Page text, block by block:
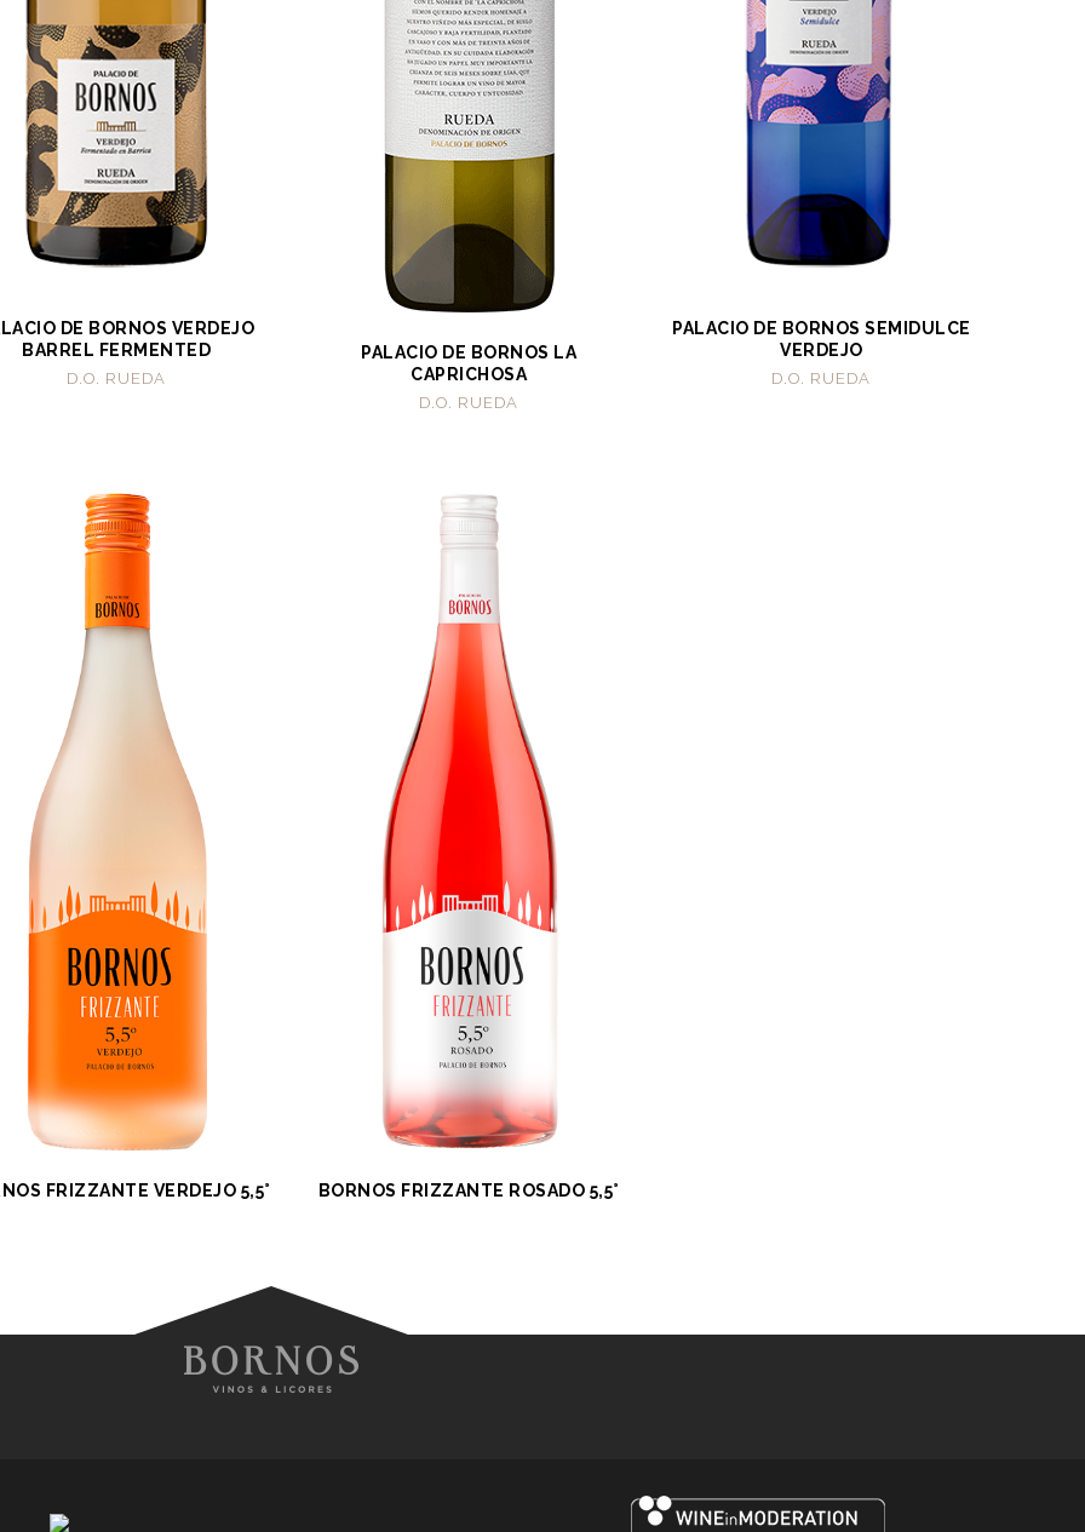
DE BORNOS VERDEJO
BARREL FERMENTED
D.O. RUEDA
PALACIO DE BORNOS LA
CAPRICHOSA
D.O. RUEDA
PALACIO DE BORNOS SEMIDULCE
VERDEJO
D.O. RUEDA
FRIZZANTE VERDEJO 5,5° BORNOS FRIZZANTE ROSADO 5,5°